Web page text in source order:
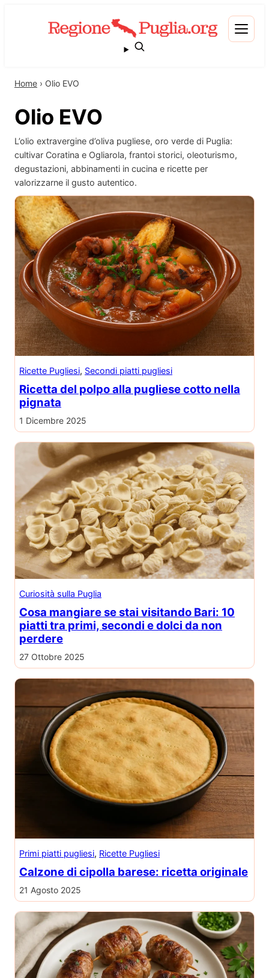
Home › Olio EVO
Olio EVO
L’olio extravergine d’oliva pugliese, oro verde di Puglia:
cultivar Coratina e Ogliarola, frantoi storici, oleoturismo,
degustazioni, abbinamenti in cucina e ricette per
valorizzarne il gusto autentico.
Ricette Pugliesi, Secondi piatti pugliesi
Ricetta del polpo alla pugliese cotto nella
pignata
1 Dicembre 2025
Curiosità sulla Puglia
Cosa mangiare se stai visitando Bari: 10
piatti tra primi, secondi e dolci da non
perdere
27 Ottobre 2025
Primi piatti pugliesi, Ricette Pugliesi
Calzone di cipolla barese: ricetta originale
21 Agosto 2025